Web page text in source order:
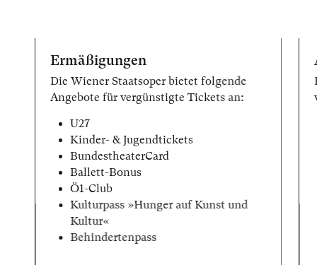
Ermäßigungen
Die Wiener Staatsoper bietet folgende
Angebote für vergünstigte Tickets an:
U27
Kinder- & Jugendtickets
BundestheaterCard
Ballett-Bonus
Ö1-Club
Kulturpass »Hunger auf Kunst und
Kultur«
Behindertenpass